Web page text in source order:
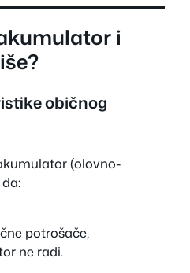
i
običnog
(olovno-
potrošače,
ne radi.